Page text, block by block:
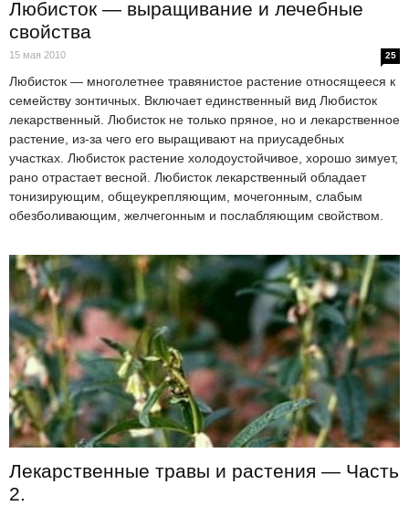
Любисток — выращивание и лечебные
свойства
15 мая 2010 25
Любисток — многолетнее травянистое растение относящееся к
семейству зонтичных. Включает единственный вид Любисток
лекарственный. Любисток не только пряное, но и лекарственное
растение, из-за чего его выращивают на приусадебных
участках. Любисток растение холодоустойчивое, хорошо зимует,
рано отрастает весной. Любисток лекарственный обладает
тонизирующим, общеукрепляющим, мочегонным, слабым
обезболивающим, желчегонным и послабляющим свойством.
Лекарственные травы и растения — Часть
2.